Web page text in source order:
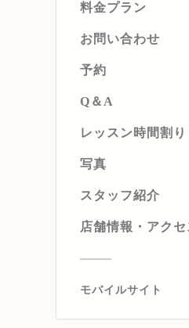
料金プラン
お問い合わせ
予約
Q＆A
レッスン時間割り
写真
スタッフ紹介
店舗情報・アクセ
モバイルサイト